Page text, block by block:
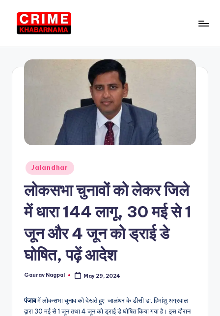
m
a
Posted
in
Jalandhar
लोकसभा चुनावों को लेकर जिले
में धारा 144 लागू, 30 मई से 1
जून और 4 जून को ड्राई डे
घोषित, पढ़ें आदेश
Posted
Gaurav Nagpal May 29, 2024
पंजाबमें लोकसभा चुनाव को देखते हुएजालंधरके डीसी डा. हिमांशु अग्रवाल
द्वारा 30 मई से 1 जून तथा 4 जून को ड्राई डे घोषित किया गया है। इस दौरान